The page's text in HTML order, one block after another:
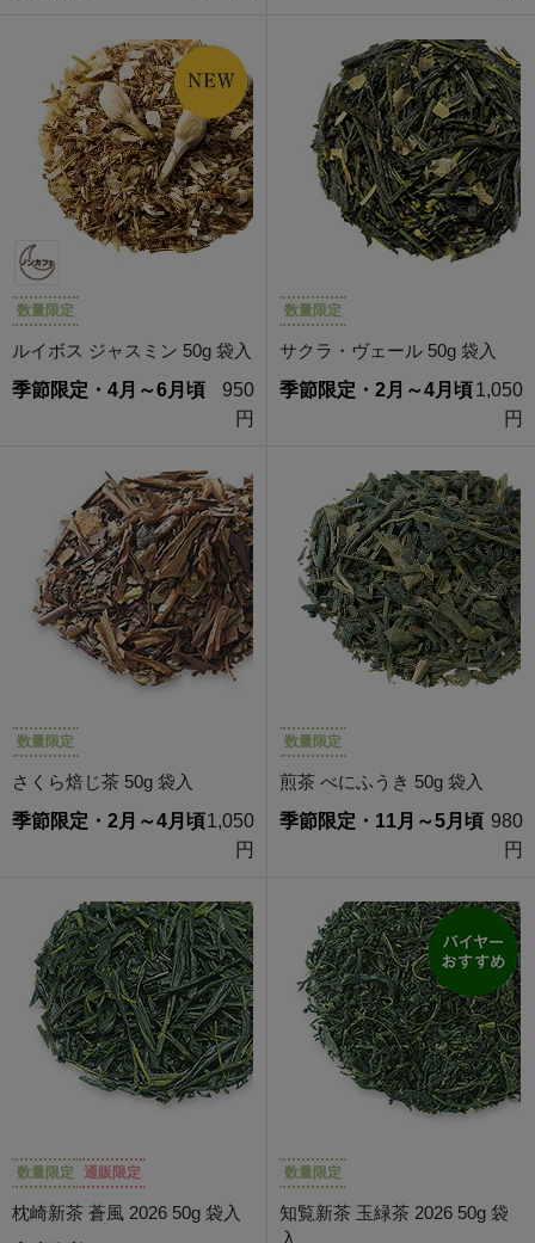
数量限定
ルイボス ジャスミン 50g 袋入
季節限定・4月～6月頃
950
円
数量限定
サクラ・ヴェール 50g 袋入
季節限定・2月～4月頃1,050
円
数量限定
さくら焙じ茶 50g 袋入
季節限定・2月～4月頃1,050
円
数量限定
煎茶 べにふうき 50g 袋入
季節限定・11月～5月頃 980
円
数量限定 通販限定
枕崎新茶 蒼風 2026 50g 袋入
数量限定
知覧新茶 玉緑茶 2026 50g 袋